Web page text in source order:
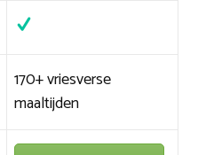
170+ vriesverse
maaltijden